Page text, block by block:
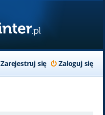
Zaloguj się
Zarejestruj się